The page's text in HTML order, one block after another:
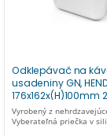
Odklepávač na
usadeniny GN,
176x162x(H)100mm
Vyrobený z
Vyberateľná priečka v